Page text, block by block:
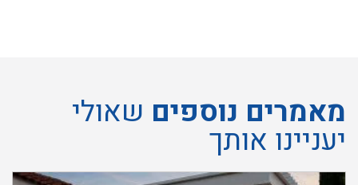
מאמרים נוספים שאולי
יעניינו אותך